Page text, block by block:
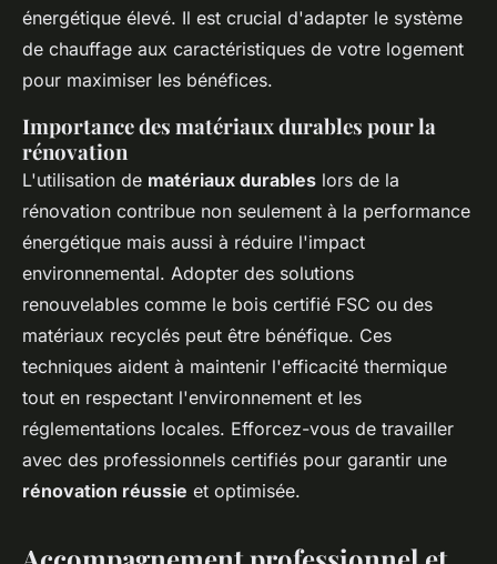
énergétique élevé. Il est crucial d'adapter le système
de chauffage aux caractéristiques de votre logement
pour maximiser les bénéfices.
Importance des matériaux durables pour la
rénovation
L'utilisation de matériaux durables lors de la
rénovation contribue non seulement à la performance
énergétique mais aussi à réduire l'impact
environnemental. Adopter des solutions
renouvelables comme le bois certifié FSC ou des
matériaux recyclés peut être bénéfique. Ces
techniques aident à maintenir l'efficacité thermique
tout en respectant l'environnement et les
réglementations locales. Efforcez-vous de travailler
avec des professionnels certifiés pour garantir une
rénovation réussie et optimisée.